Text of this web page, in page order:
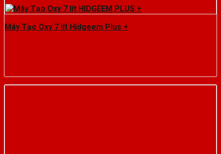
Máy Tạo Oxy 7 lít Hidgeem Plus +